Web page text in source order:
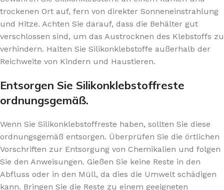
trockenen Ort auf, fern von direkter Sonneneinstrahlung
und Hitze. Achten Sie darauf, dass die Behälter gut
verschlossen sind, um das Austrocknen des Klebstoffs zu
verhindern. Halten Sie Silikonklebstoffe außerhalb der
Reichweite von Kindern und Haustieren.
Entsorgen Sie Silikonklebstoffreste
ordnungsgemäß.
Wenn Sie Silikonklebstoffreste haben, sollten Sie diese
ordnungsgemäß entsorgen. Überprüfen Sie die örtlichen
Vorschriften zur Entsorgung von Chemikalien und folgen
Sie den Anweisungen. Gießen Sie keine Reste in den
Abfluss oder in den Müll, da dies die Umwelt schädigen
kann. Bringen Sie die Reste zu einem geeigneten